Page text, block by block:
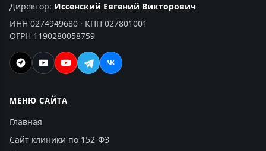
Директор: Иссенский Евгений Викторович
ИНН 0274949680 · КПП 027801001
ОГРН 1190280058759
МЕНЮ САЙТА
Главная
Сайт клиники по 152-ФЗ